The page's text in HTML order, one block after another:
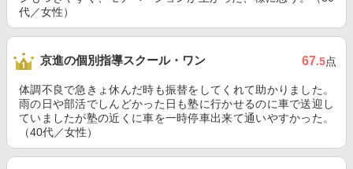
代／女性）
京進の個別指導スクール・ワン 67.5点
体調不良で急きょ休んだ時も振替をしてくれて助かりました。
雨の日や部活でしんどかった日も塾に行かせるのに車で送迎し
ていましたが塾の近くに車を一時停車出来て通いやすかった。
（40代／女性）